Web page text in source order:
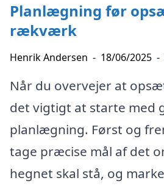
Planlægning før
rækværk
Henrik Andersen - 18/06/2025 -
Når du overvejer at
det vigtigt at starte med
planlægning. Først og
tage præcise mål af det
hegnet skal stå, og